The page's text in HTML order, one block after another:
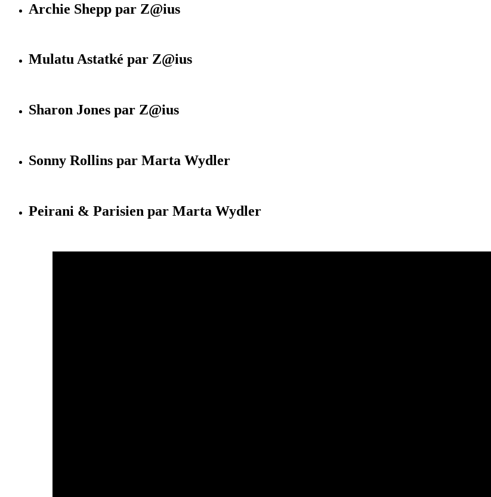
Archie Shepp par Z@ius
Mulatu Astatké par Z@ius
Sharon Jones par Z@ius
Sonny Rollins par Marta Wydler
Peirani & Parisien par Marta Wydler